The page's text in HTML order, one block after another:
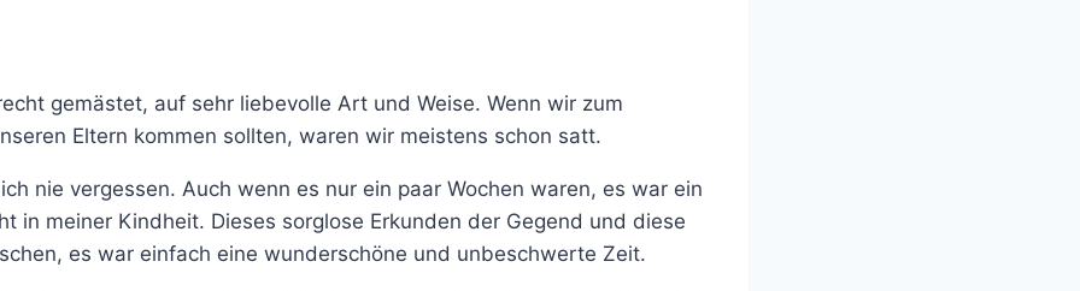
gemästet, auf sehr liebevolle Art und Weise. Wenn wir zum
Eltern kommen sollten, waren wir meistens schon satt.
nie vergessen. Auch wenn es nur ein paar Wochen waren, es war ein
in meiner Kindheit. Dieses sorglose Erkunden der Gegend und diese
es war einfach eine wunderschöne und unbeschwerte Zeit.